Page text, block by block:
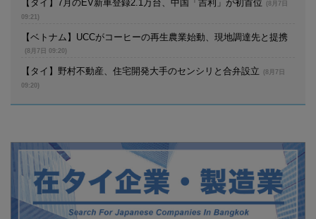
【タイ】7月のEV新車登録2.1万台、中国「吉利」が初首位
(8月7日
09:21)
【ベトナム】UCCがコーヒーの再生農業始動、現地調達先と提携
(8月7日 09:20)
【タイ】野村不動産、住宅開発大手のセンシリと合弁設立
(8月7日
09:20)